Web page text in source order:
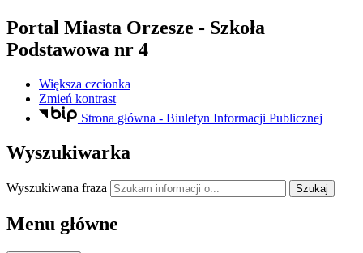
Portal Miasta Orzesze - Szkoła
Podstawowa nr 4
Większa czcionka
Zmień kontrast
Strona główna - Biuletyn Informacji Publicznej
Wyszukiwarka
Wyszukiwana fraza Szukaj
Menu główne